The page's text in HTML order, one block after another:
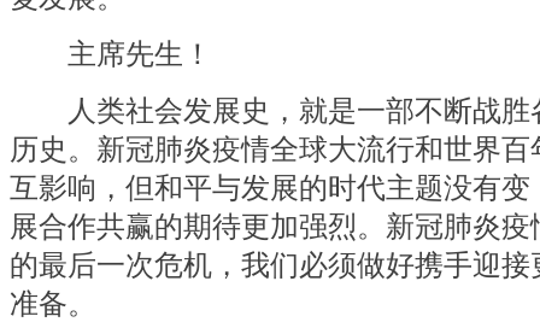
主席先生！
人类社会发展史，就是一部不断战胜
历史。新冠肺炎疫情全球大流行和世界
互影响，但和平与发展的时代主题没有
展合作共赢的期待更加强烈。新冠肺炎
的最后一次危机，我们必须做好携手迎
准备。